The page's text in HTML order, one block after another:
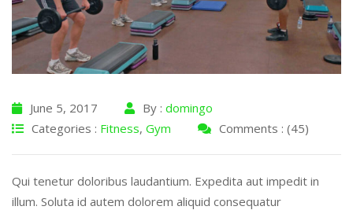
June 5, 2017 By : domingo
Categories : Fitness, Gym Comments : (45)
Qui tenetur doloribus laudantium. Expedita aut impedit in
illum. Soluta id autem dolorem aliquid consequatur